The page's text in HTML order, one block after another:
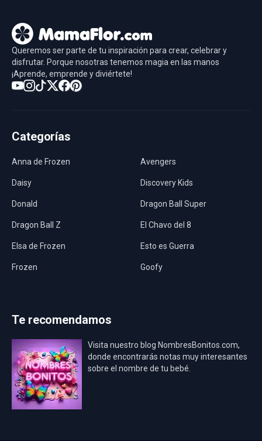
Queremos ser parte de tu inspiración para crear, celebrar y
disfrutar. Porque nosotras tenemos magia en las manos
¡Aprende, emprende y diviértete!
Categorías
Anna de Frozen Avengers
Daisy Discovery Kids
Donald Dragon Ball Super
Dragon Ball Z El Chavo del 8
Elsa de Frozen Esto es Guerra
Frozen Goofy
Los Minions Los Vengadores
Mario Bros Mi Villano Favorito
Mickey Mouse
Te recomendamos
Visita nuestro blog NombresBonitos.com,
donde encontrarás notas muy interesantes
sobre el nombre de tu bebé.